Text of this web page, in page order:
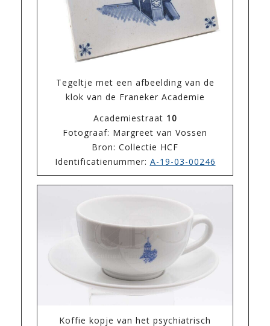
Tegeltje met een afbeelding van de
klok van de Franeker Academie
Academiestraat 10
Fotograaf: Margreet van Vossen
Bron: Collectie HCF
Identificatienummer: A-19-03-00246
Koffie kopje van het psychiatrisch